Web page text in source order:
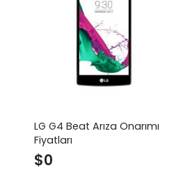
LG G4 Beat Arıza Onarımı
Fiyatları
$0